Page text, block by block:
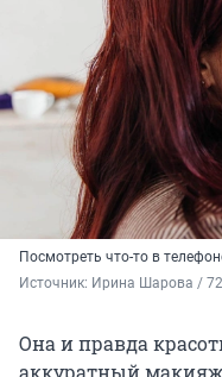
Посмотреть что-то в
Источник: Ирина Шарова /
Она и правда
аккуратный